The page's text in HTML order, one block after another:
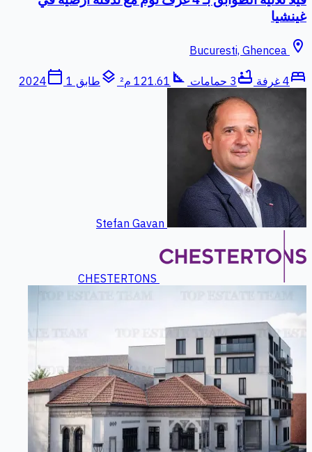
غينشيا
location_on
bed4 غرفة bathtub 3 حمامات square_foot 121.61 م² layers طابق 1 calendar_today
2024
Stefan Gavan
CHESTERTONS